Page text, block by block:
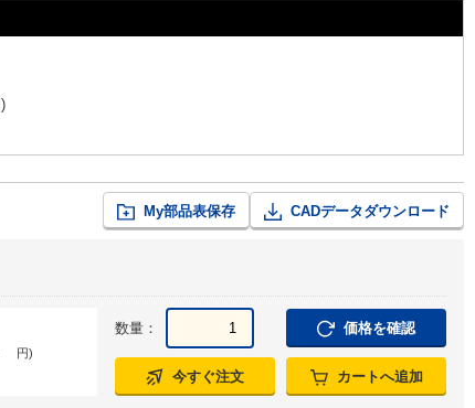
)
My部品表保存 CADデータダウンロード
円)
数量： 価格を確認
今すぐ注文 カートへ追加